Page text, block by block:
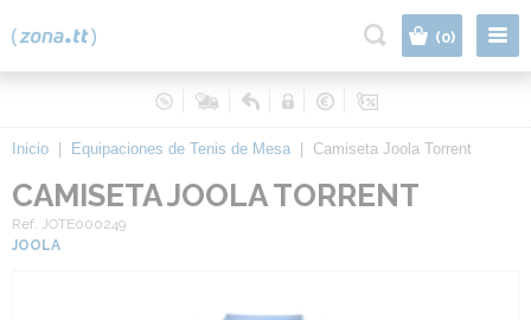
(0)
Inicio Equipaciones de Tenis de Mesa Camiseta Joola Torrent
CAMISETA JOOLA TORRENT
Ref. JOTE000249
JOOLA